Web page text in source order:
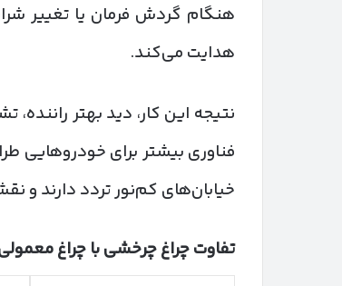
هنگام گردش فرمان یا تغییر
هدایت می‌کند.
نتیجه این کار، دید بهتر
فناوری بیشتر برای
خیابان‌های کم‌نور تردد دارند و
تفاوت چراغ چرخشی با چراغ